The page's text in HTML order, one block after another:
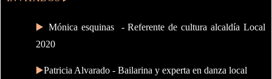
▶️ Mónica esquinas -Referente de cultura alcaldía Local
2020
▶️Patricia Alvarado - Bailarina y experta en danza local